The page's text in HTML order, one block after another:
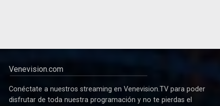
Venevision.com
Conéctate a nuestros streaming en Venevision.TV para poder
disfrutar de toda nuestra programación y no te pierdas el